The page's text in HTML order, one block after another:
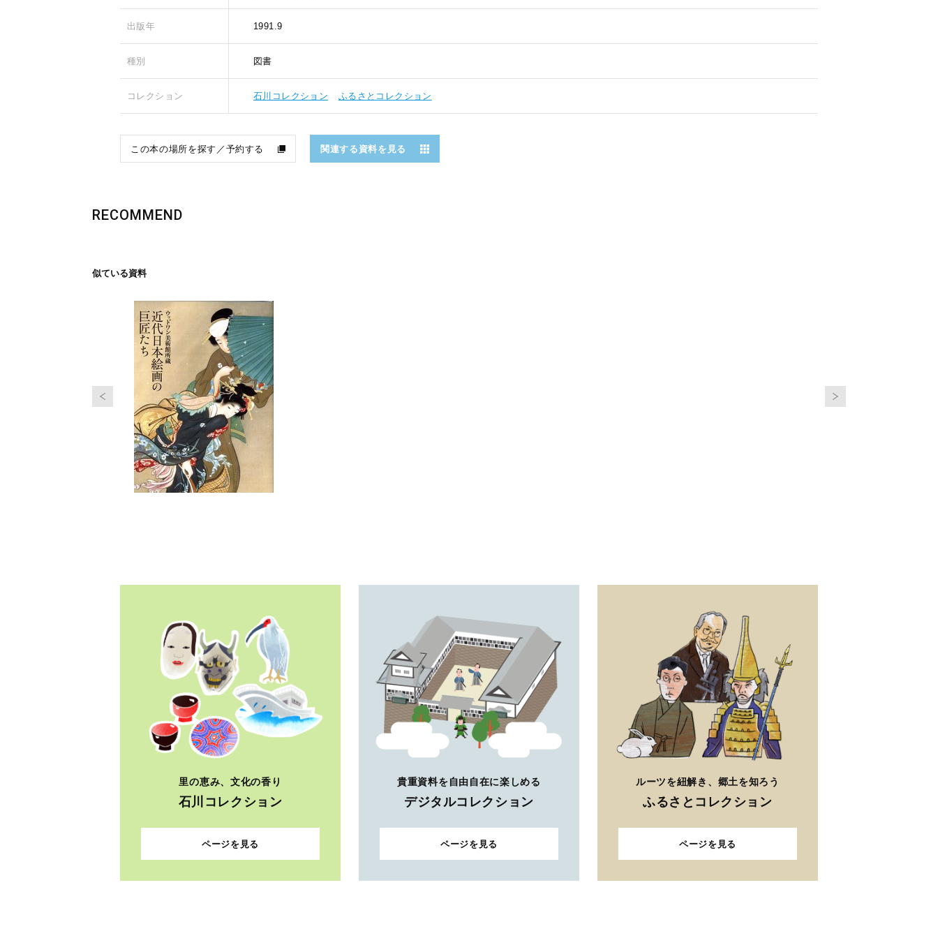
出版年 1991.9
種別 図書
コレクション 石川コレクション ふるさとコレクション
この本の場所を探す／予約する 関連する資料を見る
RECOMMEND
似ている資料
里の恵み、文化の香り
石川コレクション
ページを見る
貴重資料を自由自在に楽しめる
デジタルコレクション
ページを見る
ルーツを紐解き、郷土を知ろう
ふるさとコレクション
ページを見る